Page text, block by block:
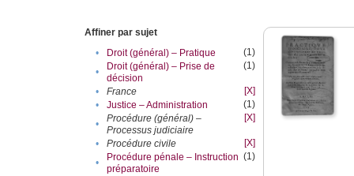
Affiner par sujet
•
Droit (général) – Pratique
(1)
•
Droit (général) – Prise de
décision
(1)
• France
[X]
•
Justice – Administration
(1)
•
Procédure (général) –
Processus judiciaire
[X]
• Procédure civile
[X]
•
Procédure pénale – Instruction
préparatoire
(1)